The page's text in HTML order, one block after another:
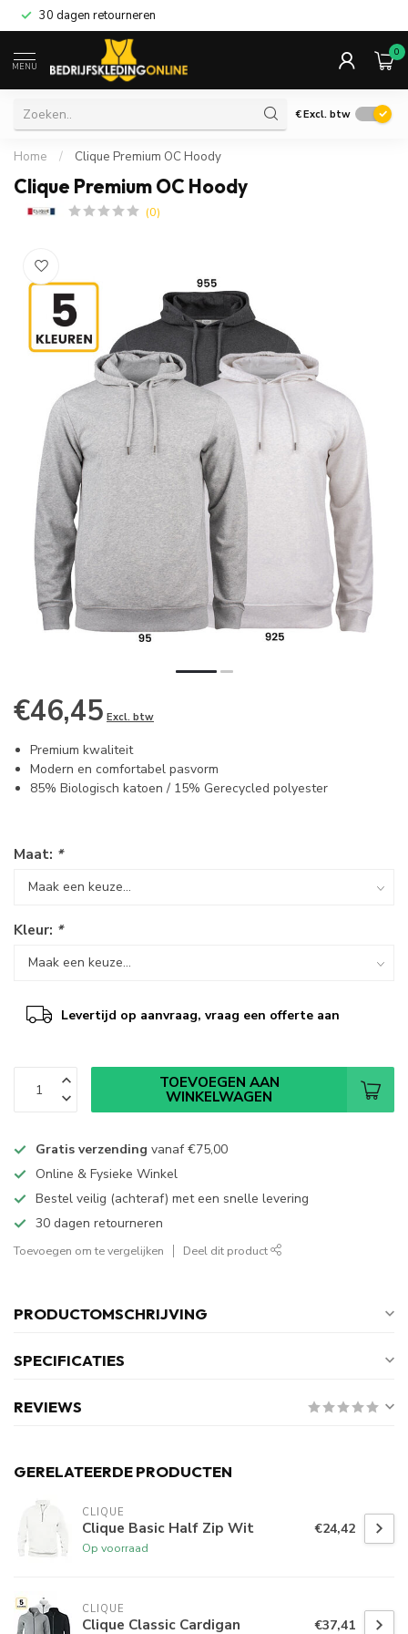
30 dagen retourneren
MENU
0
€Excl. btw
Home / Clique Premium OC Hoody
Clique Premium OC Hoody
(0)
€46,45 Excl. btw
Premium kwaliteit
Modern en comfortabel pasvorm
85% Biologisch katoen / 15% Gerecycled polyester
Maat: *
Kleur: *
Levertijd op aanvraag, vraag een offerte aan
TOEVOEGEN AAN
WINKELWAGEN
Gratis verzending vanaf€75,00
Online & Fysieke Winkel
Bestel veilig (achteraf) met een snelle levering
30 dagen retourneren
Toevoegen om te vergelijken Deel dit product
PRODUCTOMSCHRIJVING
SPECIFICATIES
REVIEWS
GERELATEERDE PRODUCTEN
CLIQUE
Clique Basic Half Zip Wit
Op voorraad
€24,42
CLIQUE
Clique Classic Cardigan €37,41